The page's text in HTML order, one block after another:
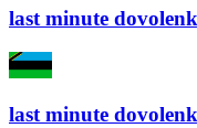
last minute
last minute